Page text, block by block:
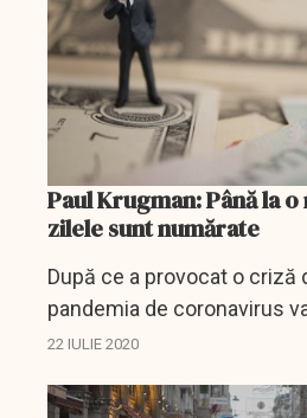
Paul Krugman: Până la
zilele sunt numărate
După ce a provocat o criză
pandemia de coronavirus
situație extraordinară, iar
catastrofă de...
22 IULIE 2020